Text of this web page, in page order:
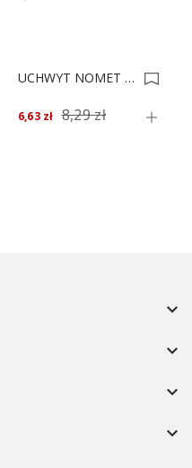
UCHWYT NOMET C-0434 G5 SAT L-128 *** 0006716
6,63 zł 8,29 zł



